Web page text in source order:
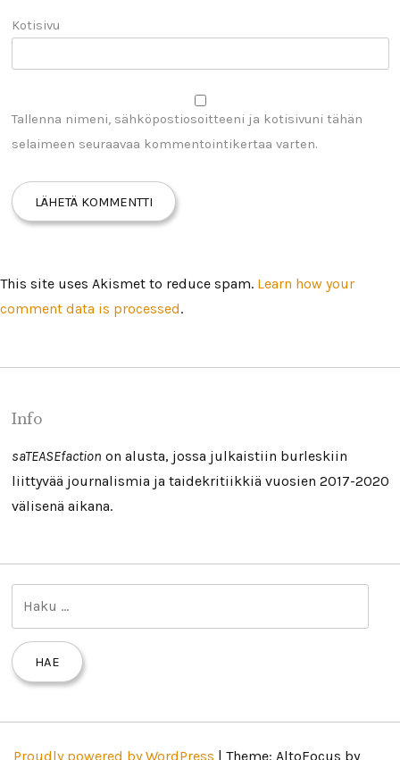
Kotisivu
Tallenna nimeni, sähköpostiosoitteeni ja kotisivuni tähän
selaimeen seuraavaa kommentointikertaa varten.
This site uses Akismet to reduce spam. Learn how your
comment data is processed.
Info
saTEASEfaction on alusta, jossa julkaistiin burleskiin
liittyvää journalismia ja taidekritiikkiä vuosien 2017-2020
välisenä aikana.
k
u
Proudly powered by WordPress Theme: AltoFocus by